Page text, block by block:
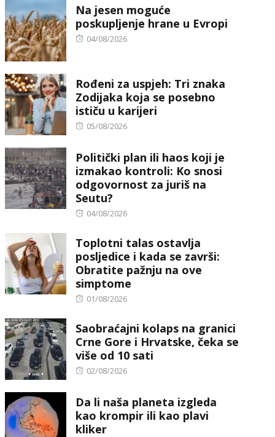
Na jesen moguće
poskupljenje hrane u Evropi
Posted
04/08/2026
Rođeni za uspjeh: Tri znaka
Zodijaka koja se posebno
ističu u karijeri
Posted
05/08/2026
Politički plan ili haos koji je
izmakao kontroli: Ko snosi
odgovornost za juriš na
Seutu?
Posted
04/08/2026
Toplotni talas ostavlja
posljedice i kada se završi:
Obratite pažnju na ove
simptome
Posted
01/08/2026
Saobraćajni kolaps na granici
Crne Gore i Hrvatske, čeka se
više od 10 sati
Posted
02/08/2026
Da li naša planeta izgleda
kao krompir ili kao plavi
kliker